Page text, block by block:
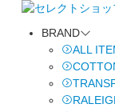
BRAND
ALL